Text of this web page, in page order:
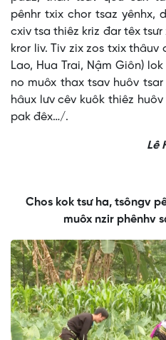
pênhr txix chor tsaz yênhx,
cxiv tsa thiêz kriz đar têx
kror liv. Tiv zix zos txix thâuv
Lao, Hua Trai, Nậm Giôn)
no muôx thax tsav huôv
hâux lưv cêv kuôk thiêz
pak đêx…/.
Lê
Chos kok tsư ha, tsôngv
muôx nzir phênhv